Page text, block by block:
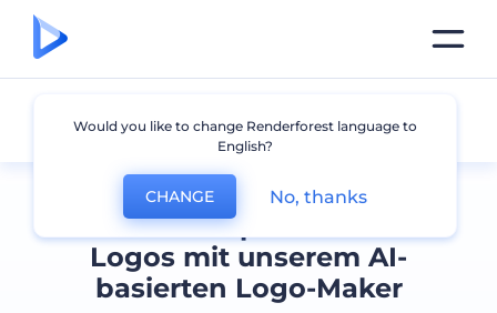
Erstellen Sie professionelle
Logos mit unserem AI-
basierten Logo-Maker
Alle Logos
Would you like to change Renderforest language to
English?
CHANGE No, thanks